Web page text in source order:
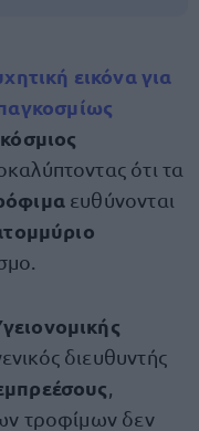
εικόνα για
ότι τα
ευθύνονται
διευθυντής
τροφίμων δεν